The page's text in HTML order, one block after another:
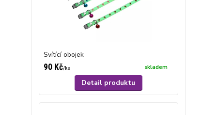
Svítící obojek
90 Kč/ks skladem
Detail produktu